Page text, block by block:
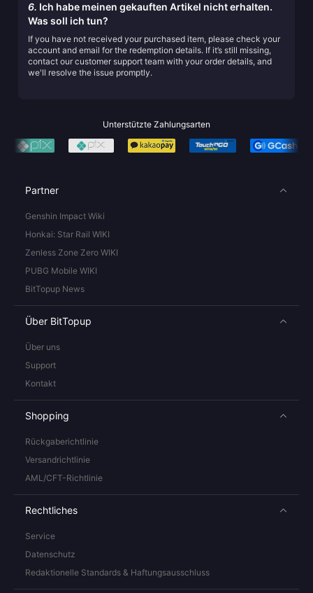
6. Ich habe meinen gekauften Artikel nicht erhalten.
Was soll ich tun?
If you have not received your purchased item, please check your
account and email for the redemption details. If it’s still missing,
contact our customer support team with your order details, and
we'll resolve the issue promptly.
Unterstützte Zahlungsarten
Partner
Genshin Impact Wiki
Honkai: Star Rail WIKI
Zenless Zone Zero WIKI
PUBG Mobile WIKI
BitTopup News
Über BitTopup
Über uns
Support
Kontakt
Shopping
Rückgaberichtlinie
Versandrichtlinie
AML/CFT-Richtlinie
Rechtliches
Service
Datenschutz
Redaktionelle Standards & Haftungsausschluss